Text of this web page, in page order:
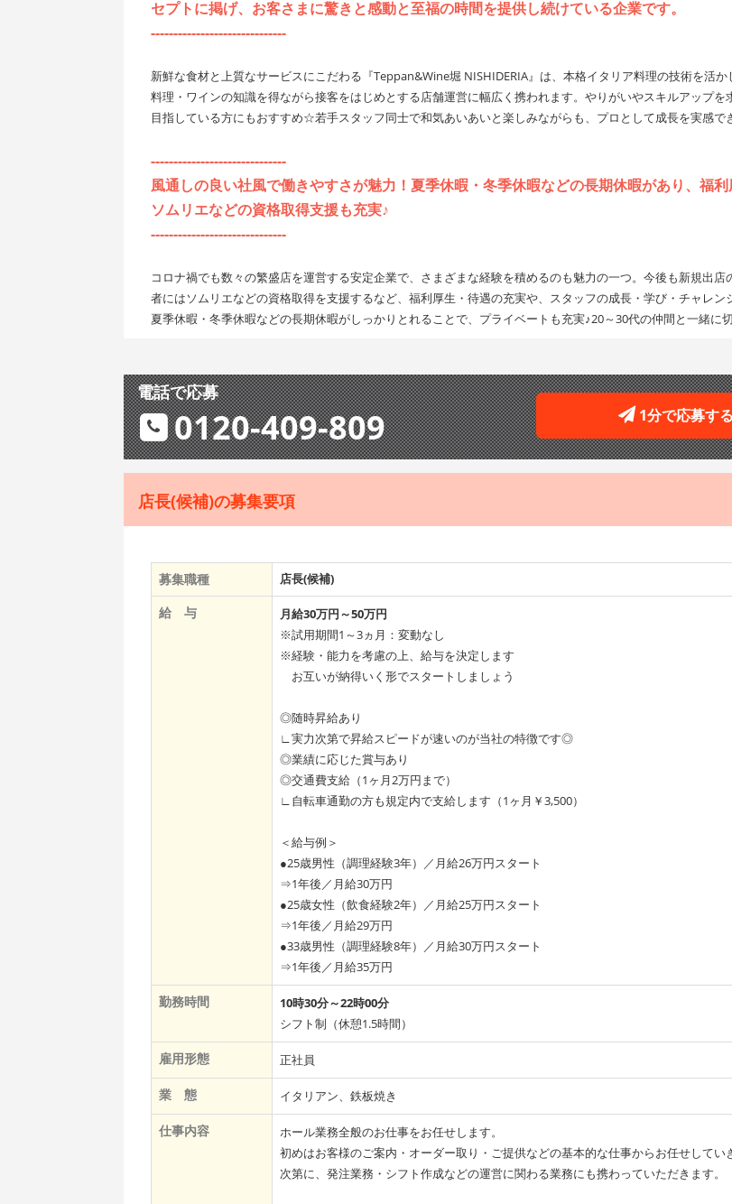
セプトに掲げ、お客さまに驚きと感動と至福の時間を提供し続けている企業です。
------------------------------
新鮮な食材と上質なサービスにこだわる『Teppan&Wine堀 NISHIDERIA』は、本格イタリア料理の技術を活か
料理・ワインの知識を得ながら接客をはじめとする店舗運営に幅広く携われます。やりがいやスキルアップ
目指している方にもおすすめ☆若手スタッフ同士で和気あいあいと楽しみながらも、プロとして成長を実感で
------------------------------
風通しの良い社風で働きやすさが魅力！夏季休暇・冬季休暇などの長期休暇があり、福
ソムリエなどの資格取得支援も充実♪
------------------------------
コロナ禍でも数々の繁盛店を運営する安定企業で、さまざまな経験を積めるのも魅力の一つ。今後も新規出
者にはソムリエなどの資格取得を支援するなど、福利厚生・待遇の充実や、スタッフの成長・学び・チャレン
夏季休暇・冬季休暇などの長期休暇がしっかりとれることで、プライベートも充実♪20～30代の仲間と一緒に
電話で応募
0120-409-809 1分で応募す
店長(候補)の募集要項
募集職種 店長(候補)
給 与
月給30万円～50万円
※試用期間1～3ヵ月：変動なし
※経験・能力を考慮の上、給与を決定します
お互いが納得いく形でスタートしましょう
◎随時昇給あり
∟実力次第で昇給スピードが速いのが当社の特徴です◎
◎業績に応じた賞与あり
◎交通費支給（1ヶ月2万円まで）
∟自転車通勤の方も規定内で支給します（1ヶ月￥3,500）
＜給与例＞
●25歳男性（調理経験3年）／月給26万円スタート
⇒1年後／月給30万円
●25歳女性（飲食経験2年）／月給25万円スタート
⇒1年後／月給29万円
●33歳男性（調理経験8年）／月給30万円スタート
⇒1年後／月給35万円
勤務時間
10時30分～22時00分
シフト制（休憩1.5時間）
雇用形態 正社員
業 態 イタリアン、鉄板焼き
仕事内容
ホール業務全般のお仕事をお任せします。
初めはお客様のご案内・オーダー取り・ご提供などの基本的な仕事からお任せしてい
次第に、発注業務・シフト作成などの運営に関わる業務にも携わっていただきます。